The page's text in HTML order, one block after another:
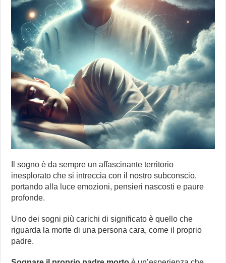
Il sogno è da sempre un affascinante territorio
inesplorato che si intreccia con il nostro subconscio,
portando alla luce emozioni, pensieri nascosti e paure
profonde.
Uno dei sogni più carichi di significato è quello che
riguarda la morte di una persona cara, come il proprio
padre.